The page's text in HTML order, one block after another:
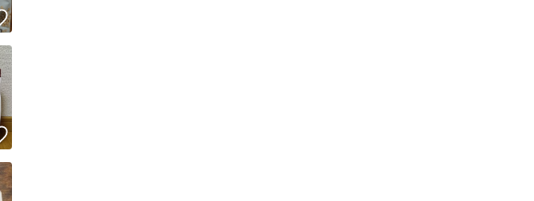
マサービスでの取引実績があります
ているものではありません
で24時間以内＆設定した発送日数内に発送してい
24時間以内に発送しています
ジへ
ル
いいね！
いいね！